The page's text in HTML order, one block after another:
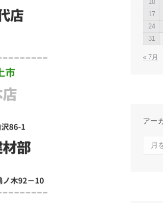
10
17
24
31
« 7月
アー